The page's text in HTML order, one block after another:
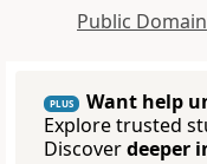
Public Domain
PLUS
Want help
Explore trusted
Discoverdeeper